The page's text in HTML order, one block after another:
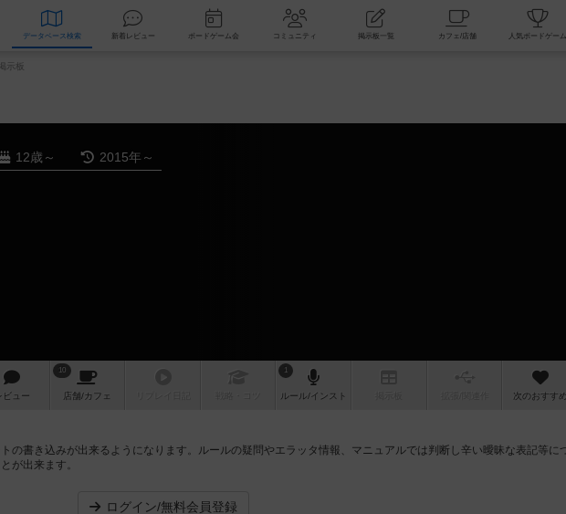
データベース 検索 新着レビュー ボードゲーム会 コミュニティ 掲示板一覧 カフェ/店舗
掲示板
12歳～ 2015年～
ビュー
10
店舗/カフェ
1
ルール/インスト 次のおすすめ
の書き込みが出来るようになります。ルールの疑問やエラッタ情報、マニュアルでは判断し辛い曖昧な表記等に
が出来ます。
ログイン/無料会員登録